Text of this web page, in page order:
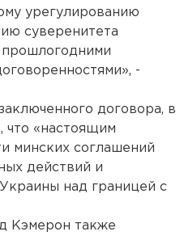
урегулированию
суверенитета
прошлогодними
-
договора, в
что «настоящим
минских соглашений
действий и
над границей с
Кэмерон также